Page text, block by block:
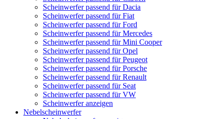
Scheinwerfer passend für Dacia
Scheinwerfer passend für Fiat
Scheinwerfer passend für Ford
Scheinwerfer passend für Mercedes
Scheinwerfer passend für Mini Cooper
Scheinwerfer passend für Opel
Scheinwerfer passend für Peugeot
Scheinwerfer passend für Porsche
Scheinwerfer passend für Renault
Scheinwerfer passend für Seat
Scheinwerfer passend für VW
Scheinwerfer anzeigen
Nebelscheinwerfer